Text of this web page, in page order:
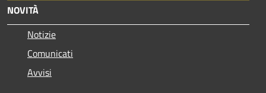
NOVITÀ
Notizie
Comunicati
Avvisi